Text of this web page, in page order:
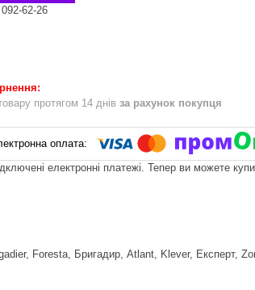
62-26
протягом 14 днів за рахунок покупця
електронні платежі. Тепер ви можете
Foresta, Бригадир, Atlant, Klever, Експерт,